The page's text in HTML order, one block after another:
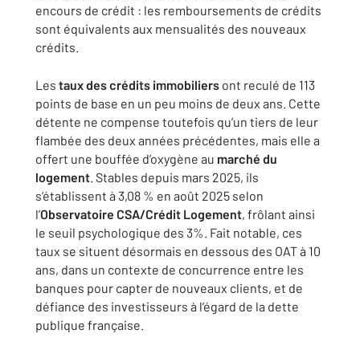
encours de crédit : les remboursements de crédits
sont équivalents aux mensualités des nouveaux
crédits.
Les taux des crédits immobiliers ont reculé de 113
points de base en un peu moins de deux ans. Cette
détente ne compense toutefois qu’un tiers de leur
flambée des deux années précédentes, mais elle a
offert une bouffée d’oxygène au marché du
logement. Stables depuis mars 2025, ils
s’établissent à 3,08 % en août 2025 selon
l’Observatoire CSA/Crédit Logement, frôlant ainsi
le seuil psychologique des 3%. Fait notable, ces
taux se situent désormais en dessous des OAT à 10
ans, dans un contexte de concurrence entre les
banques pour capter de nouveaux clients, et de
défiance des investisseurs à l’égard de la dette
publique française.